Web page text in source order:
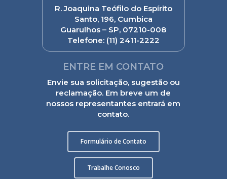
R. Joaquina Teófilo do Espírito
Santo, 196, Cumbica
Guarulhos – SP, 07210-008
Telefone:(11) 2411-2222
ENTRE EM CONTATO
Envie sua solicitação, sugestão ou
reclamação. Em breve um de
nossos representantes entrará em
contato.
Formulário de Contato
Trabalhe Conosco